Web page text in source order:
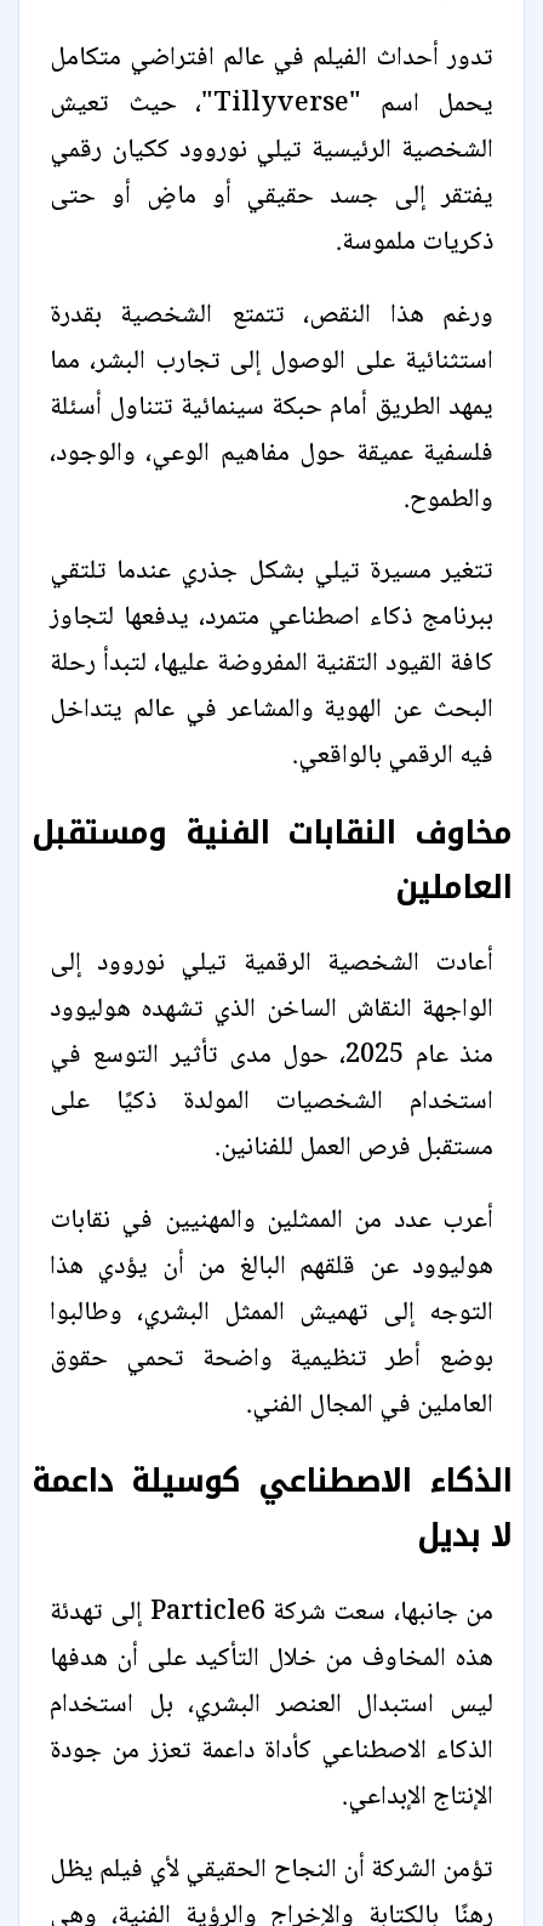
تدور أحداث الفيلم في عالم افتراضي متكامل
يحمل اسم "Tillyverse"، حيث تعيش
الشخصية الرئيسية تيلي نوروود ككيان رقمي
يفتقر إلى جسد حقيقي أو ماضٍ أو حتى
ذكريات ملموسة.
ورغم هذا النقص، تتمتع الشخصية بقدرة
استثنائية على الوصول إلى تجارب البشر، مما
يمهد الطريق أمام حبكة سينمائية تتناول أسئلة
فلسفية عميقة حول مفاهيم الوعي، والوجود،
والطموح.
تتغير مسيرة تيلي بشكل جذري عندما تلتقي
ببرنامج ذكاء اصطناعي متمرد، يدفعها لتجاوز
كافة القيود التقنية المفروضة عليها، لتبدأ رحلة
البحث عن الهوية والمشاعر في عالم يتداخل
فيه الرقمي بالواقعي.
مخاوف النقابات الفنية ومستقبل
العاملين
أعادت الشخصية الرقمية تيلي نوروود إلى
الواجهة النقاش الساخن الذي تشهده هوليوود
منذ عام 2025، حول مدى تأثير التوسع في
استخدام الشخصيات المولدة ذكيًا على
مستقبل فرص العمل للفنانين.
أعرب عدد من الممثلين والمهنيين في نقابات
هوليوود عن قلقهم البالغ من أن يؤدي هذا
التوجه إلى تهميش الممثل البشري، وطالبوا
بوضع أطر تنظيمية واضحة تحمي حقوق
العاملين في المجال الفني.
الذكاء الاصطناعي كوسيلة داعمة
لا بديل
من جانبها، سعت شركة Particle6 إلى تهدئة
هذه المخاوف من خلال التأكيد على أن هدفها
ليس استبدال العنصر البشري، بل استخدام
الذكاء الاصطناعي كأداة داعمة تعزز من جودة
الإنتاج الإبداعي.
تؤمن الشركة أن النجاح الحقيقي لأي فيلم يظل
رهنًا بالكتابة والإخراج والرؤية الفنية، وهي